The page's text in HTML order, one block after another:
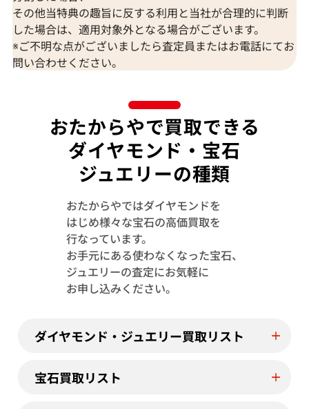
173,000円
2026年3月11日時点
157,000円
2026年6月11日
Pt･Pm900 ブラジル産パライバトルマリ
ン・ダイヤモンド リング 0.32・0.1ct
153,000円
2025年11月10日時点
K18WG モザン
126,000 円
2026年3月11日
その他当特典の趣旨に反する利用と当社が合理的に判断
した場合は、適用対象外となる場合がございます。
※ご不明な点がございましたら査定員またはお電話にてお
問い合わせください。
おたからやで買取できる
ダイヤモンド・宝石
ジュエリーの種類
おたからやではダイヤモンドを
はじめ様々な宝石の高価買取を
行なっています。
お手元にある使わなくなった宝石、
ジュエリーの査定にお気軽に
お申し込みください。
ダイヤモンド・ジュエリー買取リスト
宝石買取リスト